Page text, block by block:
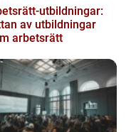
utbildningar:
av utbildningar
arbetsrätt